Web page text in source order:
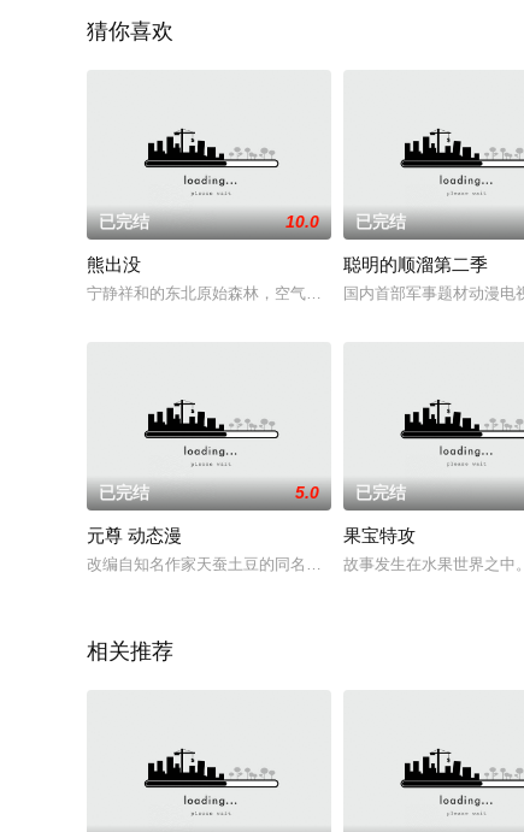
猜你喜欢
已完结 10.0
熊出没
宁静祥和的东北原始森林，空气清新，万物复苏。熊大和雄二
已完结
聪明的顺溜第二季
国内首部军事题材动漫电
已完结 5.0
元尊 动态漫
改编自知名作家天蚕土豆的同名漫画《元尊》，讲述了大周王
已完结
果宝特攻
故事发生在水果世界之中
相关推荐